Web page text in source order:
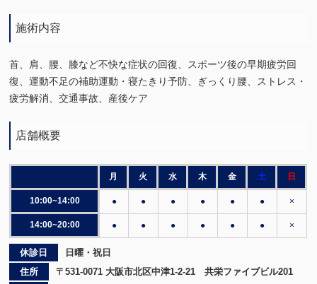
施術内容
首、肩、腰、膝など不快な症状の回復、スポーツ後の早期疲労回
復、運動不足の補助運動・寝たきり予防、ぎっくり腰、ストレス・
疲労解消、交通事故、産後ケア
店舗概要
月 火 水 木 金 土 日
10:00~14:00 ● ● ● ● ● ● ×
14:00~20:00 ● ● ● ● ● ● ×
休診日
日曜・祝日
住所
〒531-0071 大阪市北区中津1-2-21 共栄ファイブビル201